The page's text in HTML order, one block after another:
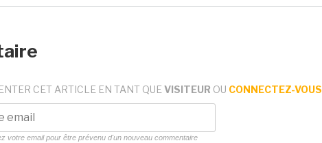
CET ARTICLE EN TANT QUE VISITEUR OU CONNECTEZ-VOUS
votre email pour être prévenu d'un nouveau commentaire